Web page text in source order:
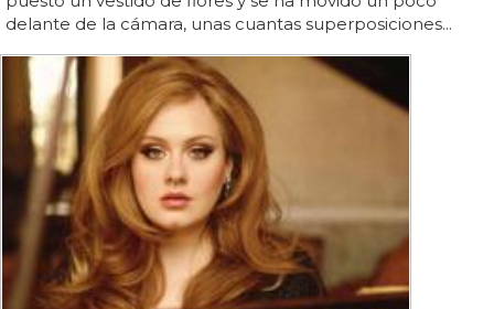
delante de la cámara, unas cuantas superposiciones...